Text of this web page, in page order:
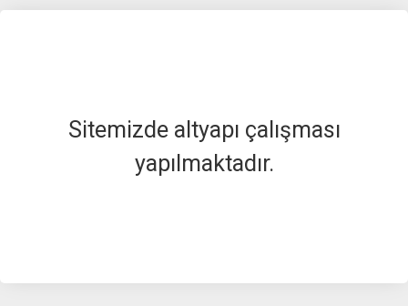
Sitemizde altyapı çalışması
yapılmaktadır.